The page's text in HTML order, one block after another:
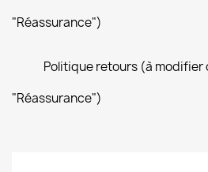
"Réassurance")
Politique retours (à modifier
"Réassurance")